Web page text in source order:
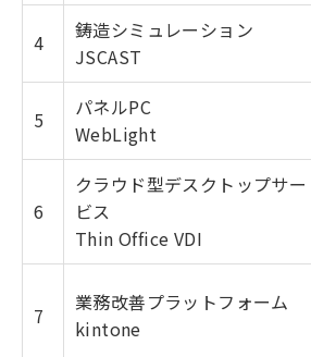
4
鋳造シミュレーション
JSCAST
5
パネルPC
WebLight
6
クラウド型デスクトップサー
ビス
Thin Office VDI
7
業務改善プラットフォーム
kintone